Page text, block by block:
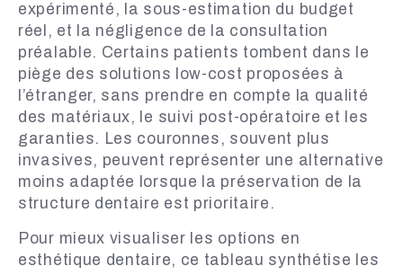
expérimenté, la sous-estimation du budget
réel, et la négligence de la consultation
préalable. Certains patients tombent dans le
piège des solutions low-cost proposées à
l’étranger, sans prendre en compte la qualité
des matériaux, le suivi post-opératoire et les
garanties. Les couronnes, souvent plus
invasives, peuvent représenter une alternative
moins adaptée lorsque la préservation de la
structure dentaire est prioritaire.
Pour mieux visualiser les options en
esthétique dentaire, ce tableau synthétise les